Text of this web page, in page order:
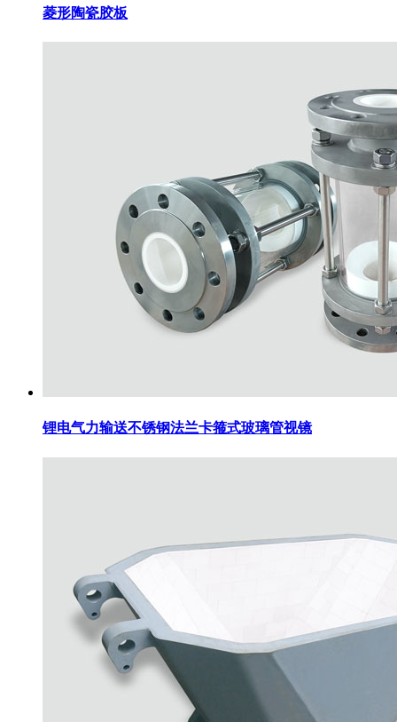
菱形陶瓷胶板
锂电气力输送不锈钢法兰卡箍式玻璃管视镜